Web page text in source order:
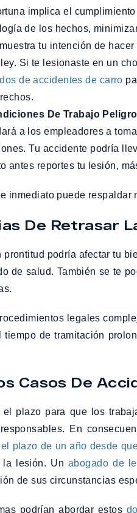
implica el cumplimiento
de los hechos,
tu intención de
Si te lesionaste en un
de accidentes de carro
De Trabajo
a los empleadores a
Tu accidente podría
antes reportes tu lesión,
inmediato puede
De Retrasar
podría afectar tu
de salud. También se te
legales
de tramitación
Casos De
plazo para que los
En
plazo de un año desde
la lesión. Unabogado de
de sus circunstancias
podrían abordar estos